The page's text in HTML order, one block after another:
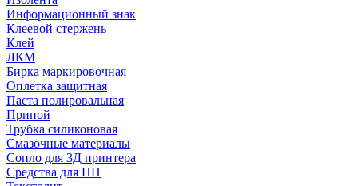
Информационный знак
Клеевой стержень
Клей
ЛКМ
Бирка маркировочная
Оплетка защитная
Паста полировальная
Припой
Трубка силиконовая
Смазочные материалы
Сопло для 3Д принтера
Средства для ПП